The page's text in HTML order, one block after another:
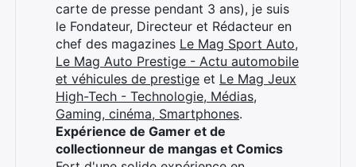
carte de presse pendant 3 ans), je suis
le Fondateur, Directeur et Rédacteur en
chef des magazines Le Mag Sport Auto,
Le Mag Auto Prestige - Actu automobile
et véhicules de prestige et Le Mag Jeux
High-Tech - Technologie, Médias,
Gaming, cinéma, Smartphones.
Expérience de Gamer et de
collectionneur de mangas et Comics